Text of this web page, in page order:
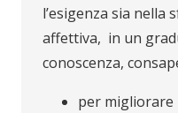
l’esigenza sia nella
affettiva, in un
conoscenza,
per migliorare